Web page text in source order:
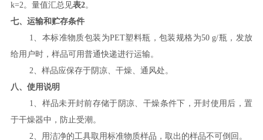
k=2。量值汇总见表2。
七、运输和贮存条件
1、本标准物质包装为PET塑料瓶，包装规格为50 g/瓶，发放
给用户时，样品可用普通快递进行运输。
2、样品应保存于阴凉、干燥、通风处。
八、使用说明
1、样品未开封前存储于阴凉、干燥条件下，开封使用后，置
于干燥器中，防止受潮。
2、用洁净的工具取用标准物质样品，取出的样品不可倒回。